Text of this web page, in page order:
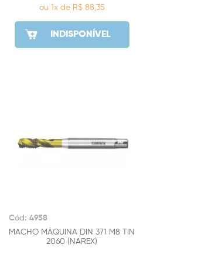
ou 1x de R$ 88,35
INDISPONÍVEL
Cód: 4958
MACHO MÁQUINA DIN 371 M8 TIN
2060 (NAREX)